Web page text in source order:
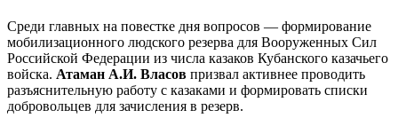
Среди главных на повестке дня вопросов — формирование
мобилизационного людского резерва для Вооруженных Сил
Российской Федерации из числа казаков Кубанского казачьего
войска. Атаман А.И. Власов призвал активнее проводить
разъяснительную работу с казаками и формировать списки
добровольцев для зачисления в резерв.